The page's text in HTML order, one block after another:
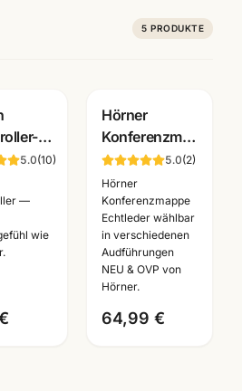
5 PRODUKTE
·
blau +
·
5.0(10)
—
wie
Hörner
Konferenzmappe
Echtleder ·
verschiedene
Ausfuehrungen
·
Bueroausstattung
Mannheim
5.0(2)
Hörner
Konferenzmappe
Echtleder wählbar
in verschiedenen
Audführungen
NEU & OVP von
Hörner.
64,99 €